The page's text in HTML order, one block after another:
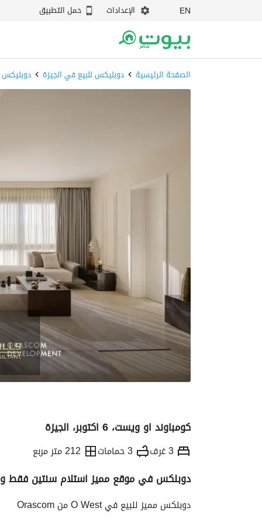
EN الإعدادات حمل التطبيق
الصفحة الرئيسية دوبليكس للبيع في الجيزة دوبليكس
كومباوند او ويست، 6 اكتوبر، الجيزة
3 غرف 3 حمامات 212 متر مربع
الاتجاهات والمؤشرات
دوبلكس في موقع مميز استلام سنتين فقط و ب
دوبلكس مميز للبيع في O West من Orascom